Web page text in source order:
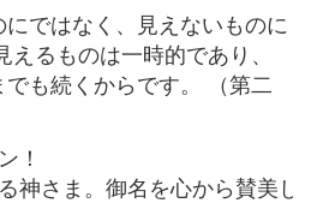
ではなく、見えないものに
るものは一時的であり、
も続くからです。 （第二
！
神さま。御名を心から賛美し